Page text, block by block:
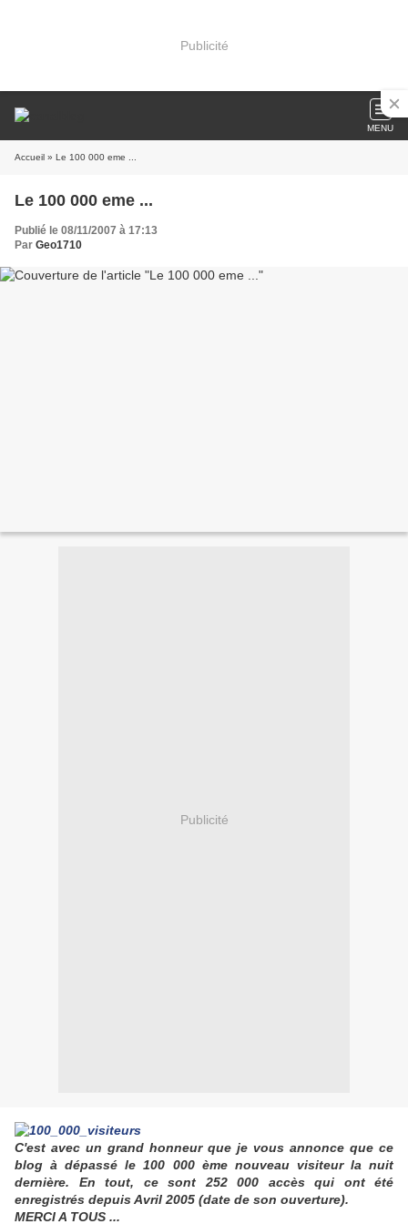
Publicité
MENU
Accueil » Le 100 000 eme ...
Le 100 000 eme ...
Publié le 08/11/2007 à 17:13
Par Geo1710
Publicité
C'est avec un grand honneur que je vous annonce que ce
blog à dépassé le 100 000 ème nouveau visiteur la nuit
dernière. En tout, ce sont 252 000 accès qui ont été
enregistrés depuis Avril 2005 (date de son ouverture).
MERCI A TOUS ...